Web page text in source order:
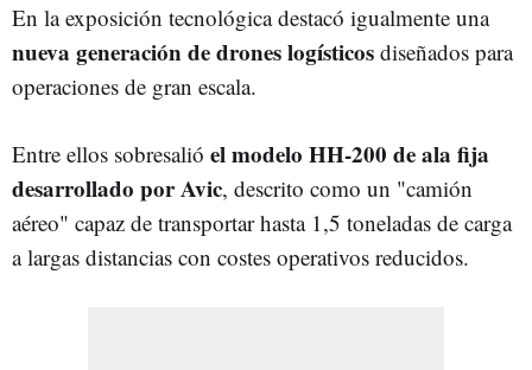
En la exposición tecnológica destacó igualmente una
nueva generación de drones logísticos diseñados para
operaciones de gran escala.
Entre ellos sobresalió el modelo HH-200 de ala fija
desarrollado por Avic, descrito como un "camión
aéreo" capaz de transportar hasta 1,5 toneladas de carga
a largas distancias con costes operativos reducidos.